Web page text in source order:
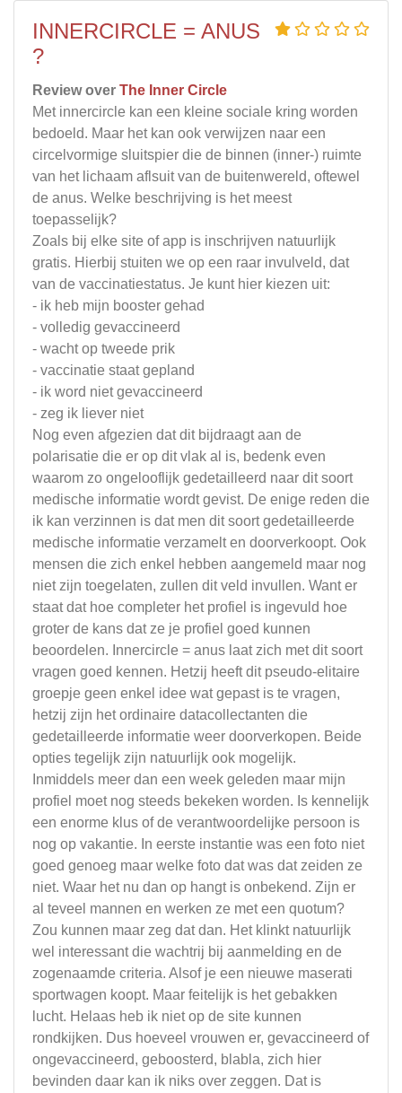
INNERCIRCLE = ANUS
?
Review over The Inner Circle
Met innercircle kan een kleine sociale kring worden
bedoeld. Maar het kan ook verwijzen naar een
circelvormige sluitspier die de binnen (inner-) ruimte
van het lichaam aflsuit van de buitenwereld, oftewel
de anus. Welke beschrijving is het meest
toepasselijk?
Zoals bij elke site of app is inschrijven natuurlijk
gratis. Hierbij stuiten we op een raar invulveld, dat
van de vaccinatiestatus. Je kunt hier kiezen uit:
- ik heb mijn booster gehad
- volledig gevaccineerd
- wacht op tweede prik
- vaccinatie staat gepland
- ik word niet gevaccineerd
- zeg ik liever niet
Nog even afgezien dat dit bijdraagt aan de
polarisatie die er op dit vlak al is, bedenk even
waarom zo ongelooflijk gedetailleerd naar dit soort
medische informatie wordt gevist. De enige reden die
ik kan verzinnen is dat men dit soort gedetailleerde
medische informatie verzamelt en doorverkoopt. Ook
mensen die zich enkel hebben aangemeld maar nog
niet zijn toegelaten, zullen dit veld invullen. Want er
staat dat hoe completer het profiel is ingevuld hoe
groter de kans dat ze je profiel goed kunnen
beoordelen. Innercircle = anus laat zich met dit soort
vragen goed kennen. Hetzij heeft dit pseudo-elitaire
groepje geen enkel idee wat gepast is te vragen,
hetzij zijn het ordinaire datacollectanten die
gedetailleerde informatie weer doorverkopen. Beide
opties tegelijk zijn natuurlijk ook mogelijk.
Inmiddels meer dan een week geleden maar mijn
profiel moet nog steeds bekeken worden. Is kennelijk
een enorme klus of de verantwoordelijke persoon is
nog op vakantie. In eerste instantie was een foto niet
goed genoeg maar welke foto dat was dat zeiden ze
niet. Waar het nu dan op hangt is onbekend. Zijn er
al teveel mannen en werken ze met een quotum?
Zou kunnen maar zeg dat dan. Het klinkt natuurlijk
wel interessant die wachtrij bij aanmelding en de
zogenaamde criteria. Alsof je een nieuwe maserati
sportwagen koopt. Maar feitelijk is het gebakken
lucht. Helaas heb ik niet op de site kunnen
rondkijken. Dus hoeveel vrouwen er, gevaccineerd of
ongevaccineerd, geboosterd, blabla, zich hier
bevinden daar kan ik niks over zeggen. Dat is